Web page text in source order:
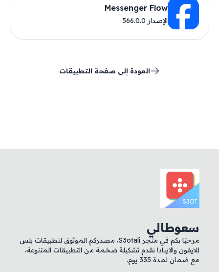
Messenger Flow
الإصدار 566.0.0
العودة إلى صفحة التطبيقات
سعوطالي
مرحبًا بكم في متجر S3otali، مصدركم الموثوق لتطبيقات بلس
للايفون والايباد! نقدم تشكيلة ضخمة من التطبيقات المتنوعة،
مع ضمان لمدة 335 يوم.